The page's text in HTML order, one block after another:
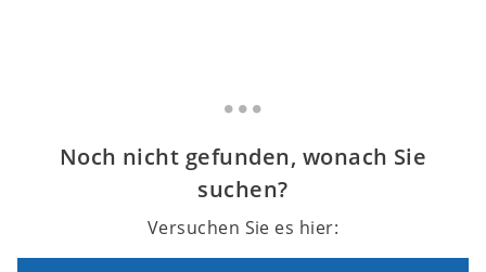
Noch nicht gefunden, wonach Sie
suchen?
Versuchen Sie es hier: